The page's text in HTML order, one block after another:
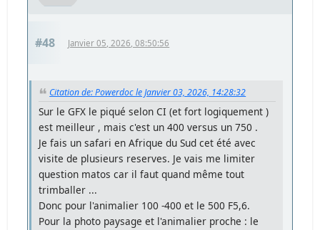
#48 Janvier 05, 2026, 08:50:56
Citation de: Powerdoc le Janvier 03, 2026, 14:28:32
Sur le GFX le piqué selon CI (et fort logiquement )
est meilleur , mais c'est un 400 versus un 750 .
Je fais un safari en Afrique du Sud cet été avec
visite de plusieurs reserves. Je vais me limiter
question matos car il faut quand même tout
trimballer ...
Donc pour l'animalier 100 -400 et le 500 F5,6.
Pour la photo paysage et l'animalier proche : le